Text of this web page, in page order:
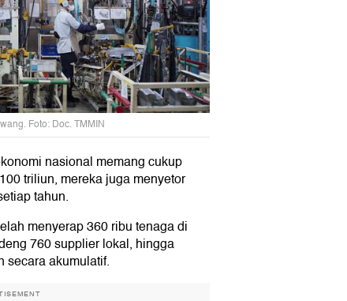
Foto: Doc. TMMIN
nasional memang cukup
triliun, mereka juga menyetor
tahun.
menyerap 360 ribu tenaga di
760 supplier lokal, hingga
secara akumulatif.